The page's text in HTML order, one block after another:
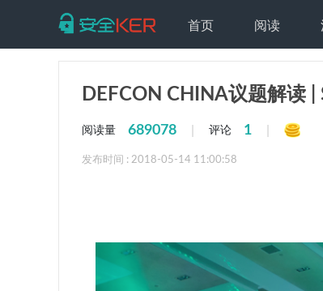
首页 阅读
DEFCON CHINA议题解读
阅读量 689078 评论 1
发布时间 : 2018-05-14 11:00:58